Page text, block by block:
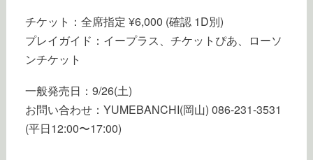
チケット：全席指定 ¥6,000 (確認 1D別)
プレイガイド：イープラス、チケットぴあ、ローソ
ンチケット
一般発売日：9/26(土)
お問い合わせ：YUMEBANCHI(岡山) 086-231-3531
(平日12:00〜17:00)